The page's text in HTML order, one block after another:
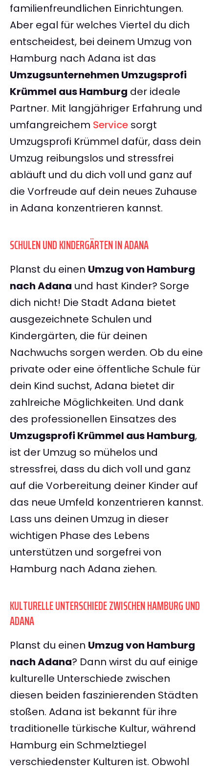
familienfreundlichen Einrichtungen.
Aber egal für welches Viertel du dich
entscheidest, bei deinem Umzug von
Hamburg nach Adana ist das
Umzugsunternehmen Umzugsprofi
Krümmel aus Hamburg der ideale
Partner. Mit langjähriger Erfahrung und
umfangreichem Service sorgt
Umzugsprofi Krümmel dafür, dass dein
Umzug reibungslos und stressfrei
abläuft und du dich voll und ganz auf
die Vorfreude auf dein neues Zuhause
in Adana konzentrieren kannst.
SCHULEN UND KINDERGÄRTEN IN ADANA
Planst du einen Umzug von Hamburg
nach Adana und hast Kinder? Sorge
dich nicht! Die Stadt Adana bietet
ausgezeichnete Schulen und
Kindergärten, die für deinen
Nachwuchs sorgen werden. Ob du eine
private oder eine öffentliche Schule für
dein Kind suchst, Adana bietet dir
zahlreiche Möglichkeiten. Und dank
des professionellen Einsatzes des
Umzugsprofi Krümmel aus Hamburg,
ist der Umzug so mühelos und
stressfrei, dass du dich voll und ganz
auf die Vorbereitung deiner Kinder auf
das neue Umfeld konzentrieren kannst.
Lass uns deinen Umzug in dieser
wichtigen Phase des Lebens
unterstützen und sorgefrei von
Hamburg nach Adana ziehen.
KULTURELLE UNTERSCHIEDE ZWISCHEN HAMBURG UND
ADANA
Planst du einen Umzug von Hamburg
nach Adana? Dann wirst du auf einige
kulturelle Unterschiede zwischen
diesen beiden faszinierenden Städten
stoßen. Adana ist bekannt für ihre
traditionelle türkische Kultur, während
Hamburg ein Schmelztiegel
verschiedenster Kulturen ist. Obwohl